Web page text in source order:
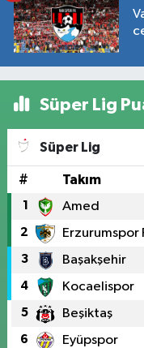
Süper Lig
Süper Lig
# Takım
1 Amed
2 Erzurumspor
3 Başakşehir
4 Kocaelispor
5 Beşiktaş
6 Eyüpspor